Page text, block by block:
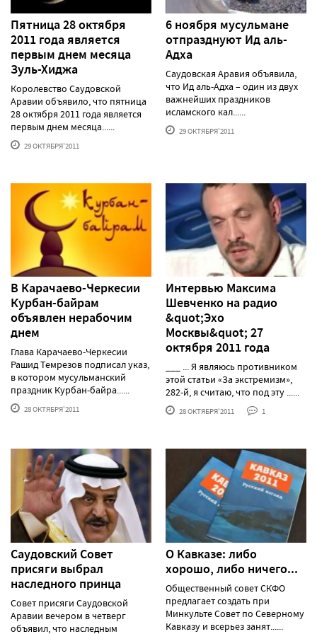
Пятница 28 октября
2011 года является
первым днем месяца
Зуль-Хиджа
Королевство Саудовской
Аравии объявило, что пятница
28 октября 2011 года является
первым днем месяца......
29 ОКТЯБРЯ'2011
6 ноября мусульмане
отпразднуют Ид аль-
Адха
Саудовская Аравия объявила,
что Ид аль-Адха – один из двух
важнейших праздников
исламского кал......
29 ОКТЯБРЯ'2011
В Карачаево-Черкесии
Курбан-байрам
объявлен нерабочим
днем
Глава Карачаево-Черкесии
Рашид Темрезов подписал указ,
в котором мусульманский
праздник Курбан-байра......
28 ОКТЯБРЯ'2011
Интервью Максима
Шевченко на радио
&quot;Эхо
Москвы&quot; 27
октября 2011 года
___ ... Я являюсь противником
этой статьи «За экстремизм»,
282-й, я считаю, что под эту ......
28 ОКТЯБРЯ'2011 1
Саудовский Совет
присяги выбрал
наследного принца
Совет присяги Саудовской
Аравии вечером в четверг
объявил, что наследным
О Кавказе: либо
хорошо, либо ничего...
Общественный совет СКФО
предлагает создать при
Минкульте Совет по Северному
Кавказу и всерьез занят......